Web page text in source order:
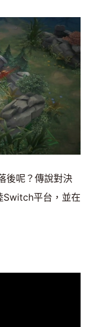
後呢？傳說對決
Switch平台，並在